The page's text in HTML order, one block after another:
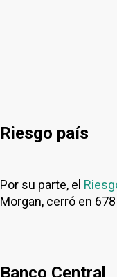
Riesgo país
Por su parte, el
Morgan, cerró en
Banco Central